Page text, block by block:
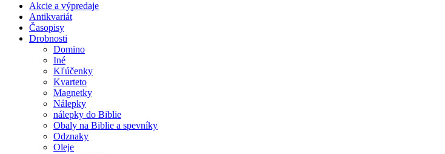
Akcie a výpredaje
Antikvariát
Časopisy
Drobnosti
Domino
Iné
Kľúčenky
Kvarteto
Magnetky
Nálepky
nálepky do Biblie
Obaly na Biblie a spevníky
Odznaky
Oleje